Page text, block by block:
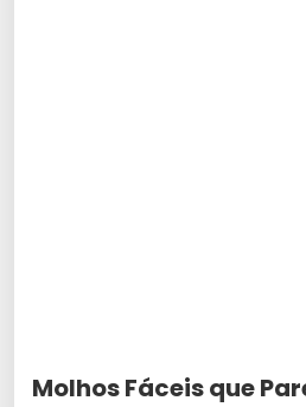
Molhos Fáceis que